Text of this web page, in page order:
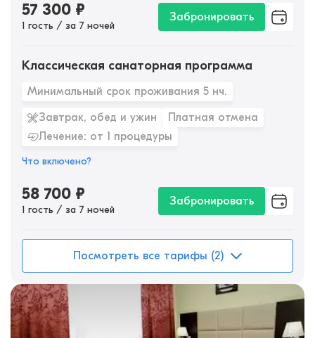
57 300 ₽
1 гость / за 7 ночей
Забронировать
Классическая санаторная программа
Минимальный срок проживания 5 нч.
Завтрак, обед и ужин
Платная отмена
Лечение: от 1 процедуры
Что включено?
58 700 ₽
1 гость / за 7 ночей
Забронировать
Посмотреть все тарифы (2)